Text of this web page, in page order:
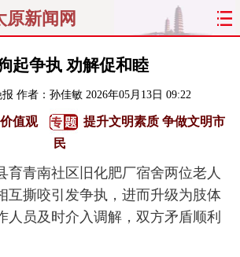
原新闻网
聚焦 太原
关注 文明 出行
理财 政务 教育
晋月读 最太原 网罗民生
起争执 劝解促和睦
报 作者：孙佳敏 2026年05月13日 09:22
值观
提升文明素质 争做文明市
民
青南社区旧化肥厂宿舍两位老人
互撕咬引发争执，进而升级为肢体
人员及时介入调解，双方矛盾顺利